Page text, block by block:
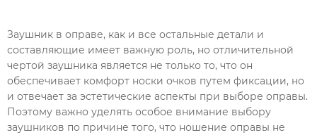
Заушник в оправе, как и все остальные детали и
составляющие имеет важную роль, но отличительной
чертой заушника является не только то, что он
обеспечивает комфорт носки очков путем фиксации, но
и отвечает за эстетические аспекты при выборе оправы.
Поэтому важно уделять особое внимание выбору
заушников по причине того, что ношение оправы не